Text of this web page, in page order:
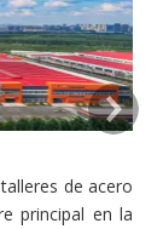
de acero
principal en la